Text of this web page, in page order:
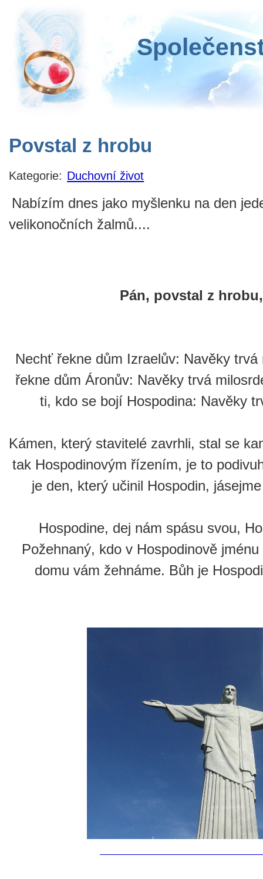
Povstal z hrobu
Kategorie: Duchovní život
Nabízím dnes jako myšlenku na den
velikonočních žalmů....
Pán, povstal z
Nechť řekne dům Izraelův: Navěky
řekne dům Áronův: Navěky trvá
ti, kdo se bojí Hospodina: Navěky
Kámen, který stavitelé zavrhli, stal se
tak Hospodinovým řízením, je to
je den, který učinil Hospodin,
Hospodine, dej nám spásu svou,
Požehnaný, kdo v Hospodinově
domu vám žehnáme. Bůh je